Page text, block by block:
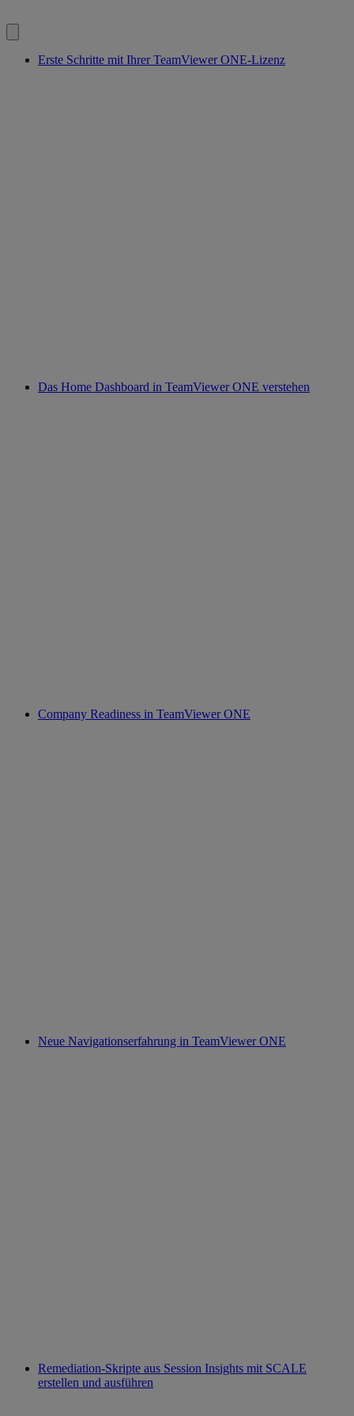
Erste Schritte mit Ihrer TeamViewer ONE-Lizenz
Das Home Dashboard in TeamViewer ONE verstehen
Company Readiness in TeamViewer ONE
Neue Navigationserfahrung in TeamViewer ONE
Remediation‑Skripte aus Session Insights mit SCALE
erstellen und ausführen